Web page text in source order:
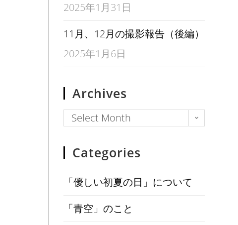
2025年1月31日
11月、12月の撮影報告（後編）
2025年1月6日
Archives
Select Month
Categories
「優しい初夏の日」について
「青空」のこと